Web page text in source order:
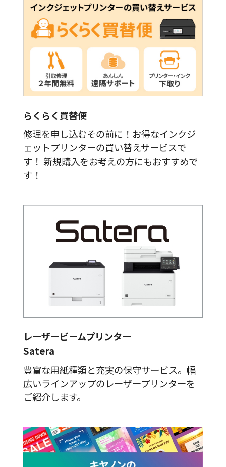
らくらく買替便
修理を申し込むその前に！お得なインクジ
ェットプリンターの買い替えサービスで
す！ 新規購入をお考えの方にもおすすめで
す！
レーザービームプリンター
Satera
豊富な用紙種類と充実の保守サービス。幅
広いラインアップのレーザープリンターを
ご紹介します。